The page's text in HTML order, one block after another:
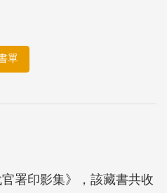
單
署印影集》，該藏書共收